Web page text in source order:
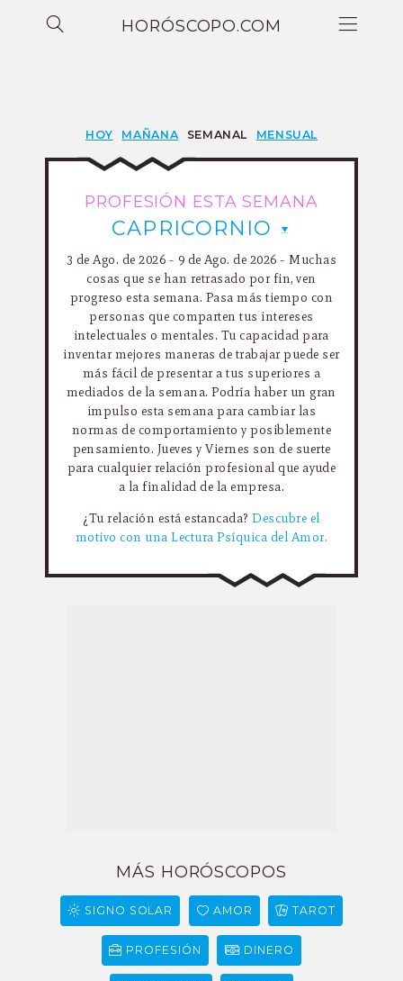
HORÓSCOPO.COM
HOY MAÑANA SEMANAL MENSUAL
PROFESIÓN ESTA SEMANA
CAPRICORNIO
3 de Ago. de 2026 - 9 de Ago. de 2026 - Muchas
cosas que se han retrasado por fin, ven
progreso esta semana. Pasa más tiempo con
personas que comparten tus intereses
intelectuales o mentales. Tu capacidad para
inventar mejores maneras de trabajar puede ser
más fácil de presentar a tus superiores a
mediados de la semana. Podría haber un gran
impulso esta semana para cambiar las
normas de comportamiento y posiblemente
pensamiento. Jueves y Viernes son de suerte
para cualquier relación profesional que ayude
a la finalidad de la empresa.
¿Tu relación está estancada?Descubre el
motivo con una Lectura Psíquica del Amor.
MÁS HORÓSCOPOS
SIGNO SOLAR AMOR TAROT
PROFESIÓN DINERO